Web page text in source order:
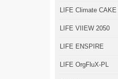
LIFE Climate CAKE
LIFE VIIEW 2050
LIFE ENSPIRE
LIFE OrgFluX-PL